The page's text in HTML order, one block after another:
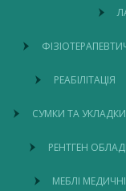
РЕАБІЛІТАЦІЯ
СУМКИ ТА
РЕНТГЕН
МЕБЛІ МЕДИЧНІ